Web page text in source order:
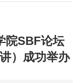
院SBF论坛
）成功举办